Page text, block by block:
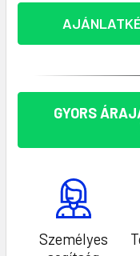
GYORS
Személyes